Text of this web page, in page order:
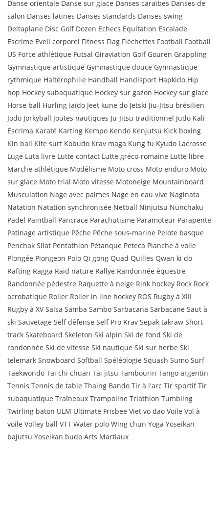
Danse orientale Danse sur glace Danses caraïbes Danses de
salon Danses latines Danses standards Danses swing
Deltaplane Disc Golf Dozen Echecs Equitation Escalade
Escrime Eveil corporel Fitness Flag Fléchettes Football Football
US Force athlétique Futsal Giraviation Golf Gouren Grappling
Gymnastique artistique Gymnastique douce Gymnastique
rythmique Haltérophilie Handball Handisport Hapkido Hip
hop Hockey subaquatique Hockey sur gazon Hockey sur glace
Horse ball Hurling Iaïdo Jeet kune do Jetski Jiu-Jitsu brésilien
Jodo Jorkyball Joutes nautiques Ju-Jitsu traditionnel Judo Kali
Escrima Karaté Karting Kempo Kendo Kenjutsu Kick boxing
Kin ball Kite surf Kobudo Krav maga Kung fu Kyudo Lacrosse
Luge Luta livre Lutte contact Lutte gréco-romaine Lutte libre
Marche athlétique Modélisme Moto cross Moto enduro Moto
sur glace Moto trial Moto vitesse Motoneige Mountainboard
Musculation Nage avec palmes Nage en eau vive Naginata
Natation Natation synchronisée Netball Ninjutsu Nunchaku
Padel Paintball Pancrace Parachutisme Paramoteur Parapente
Patinage artistique Pêche Pêche sous-marine Pelote basque
Penchak Silat Pentathlon Pétanque Peteca Planche à voile
Plongée Plongeon Polo Qi gong Quad Quilles Qwan ki do
Rafting Ragga Raid nature Rallye Randonnée équestre
Randonnée pédestre Raquette à neige Rink hockey Rock Rock
acrobatique Roller Roller in line hockey ROS Rugby à XIII
Rugby à XV Salsa Samba Sambo Sarbacana Sarbacane Saut à
ski Sauvetage Self défense Self Pro Krav Sepak takraw Short
track Skateboard Skeleton Ski alpin Ski de fond Ski de
randonnée Ski de vitesse Ski nautique Ski sur herbe Ski
telemark Snowboard Softball Spéléologie Squash Sumo Surf
Taekwondo Taï chi chuan Taï jitsu Tambourin Tango argentin
Tennis Tennis de table Thaing Bando Tir à l'arc Tir sportif Tir
subaquatique Traîneaux Trampoline Triathlon Tumbling
Twirling baton ULM Ultimate Frisbee Viet vo dao Voile Vol à
voile Volley ball VTT Water polo Wing chun Yoga Yoseikan
bajutsu Yoseikan budo Arts Martiaux